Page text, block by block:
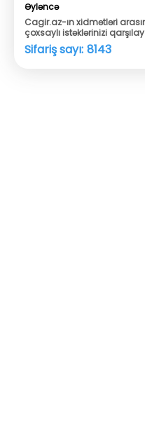
Əyləncə
Cagir.az-ın xidmətləri
çoxsaylı istəklərinizi
Sifariş sayı: 8143